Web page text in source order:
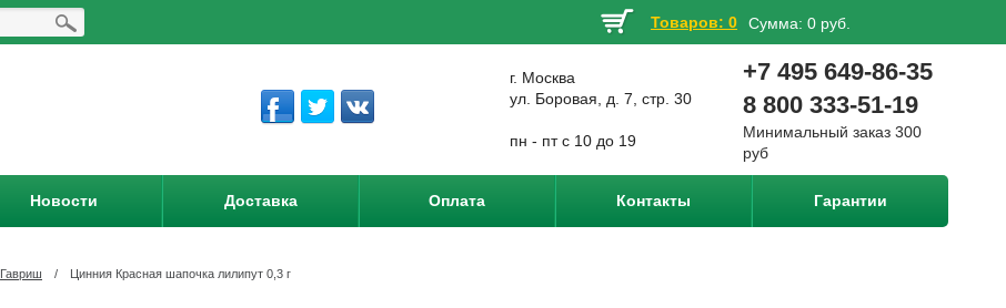
Товаров: 0 Сумма: 0 руб.
г. Москва
ул. Боровая, д. 7, стр. 30
пн - пт с 10 до 19
+7 495 649-86-35
8 800 333-51-19
Минимальный заказ 300
руб
Новости Доставка Оплата Контакты Гарантии
Гавриш / Цинния Красная шапочка лилипут 0,3 г